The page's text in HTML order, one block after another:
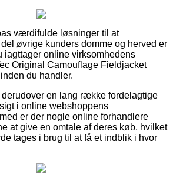
værdifulde løsninger til at
øvrige kunders domme og herved er
iagttager online virksomhedens
Original Camouflage Fieldjacket
du handler.
en lang række fordelagtige
i online webshoppens
er der nogle online forhandlere
at give en omtale af deres køb, hvilket
tages i brug til at få et indblik i hvor